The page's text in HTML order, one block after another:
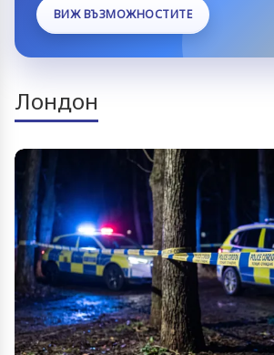
ВИЖ ВЪЗМОЖНОСТИТЕ
Лондон